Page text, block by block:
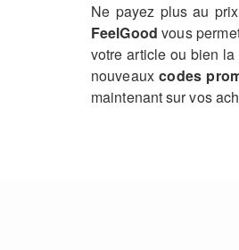
Ne payez plus au
FeelGood vous
votre article ou bien
nouveauxcodes
maintenant sur vos